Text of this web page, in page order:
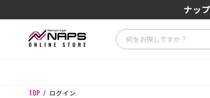
ナッ
TOP ログイン